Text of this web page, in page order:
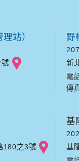
站） 野
新
電
傳
180之3號
基
基